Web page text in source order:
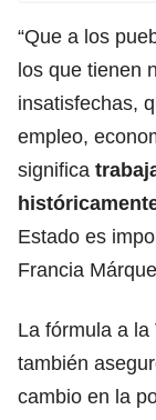
“Que a los
los que tienen
insatisfechas,
empleo,
significa
Estado es
Francia
La fórmula a
también
cambio en la